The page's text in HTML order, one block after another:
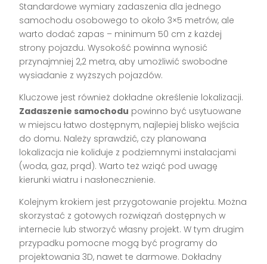
Standardowe wymiary zadaszenia dla jednego
samochodu osobowego to około 3×5 metrów, ale
warto dodać zapas – minimum 50 cm z każdej
strony pojazdu. Wysokość powinna wynosić
przynajmniej 2,2 metra, aby umożliwić swobodne
wysiadanie z wyższych pojazdów.
Kluczowe jest również dokładne określenie lokalizacji.
Zadaszenie samochodu powinno być usytuowane
w miejscu łatwo dostępnym, najlepiej blisko wejścia
do domu. Należy sprawdzić, czy planowana
lokalizacja nie koliduje z podziemnymi instalacjami
(woda, gaz, prąd). Warto też wziąć pod uwagę
kierunki wiatru i nasłonecznienie.
Kolejnym krokiem jest przygotowanie projektu. Można
skorzystać z gotowych rozwiązań dostępnych w
internecie lub stworzyć własny projekt. W tym drugim
przypadku pomocne mogą być programy do
projektowania 3D, nawet te darmowe. Dokładny